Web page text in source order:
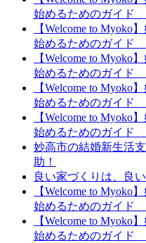
始めるためのガイド
【Welcome to Myoko
始めるためのガイド
【Welcome to Myoko
始めるためのガイド
【Welcome to Myoko
始めるためのガイド
【Welcome to Myoko
始めるためのガイド
妙高市の結婚新生活
助！
良い家づくりは、良
【Welcome to Myoko
始めるためのガイド
【Welcome to Myoko
始めるためのガイド